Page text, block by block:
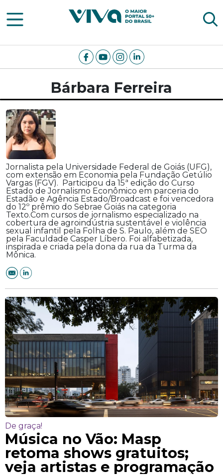
Viva Notícias
Bárbara Ferreira
Jornalista pela Universidade Federal de Goiás (UFG),
com extensão em Economia pela Fundação Getúlio
Vargas (FGV). Participou da 15ª edição do Curso
Estado de Jornalismo Econômico em parceria do
Estadão e Agência Estado/Broadcast e foi vencedora
do 12º prêmio do Sebrae Goiás na categoria
Texto.Com cursos de jornalismo especializado na
cobertura de agroindústria sustentável e violência
sexual infantil pela Folha de S. Paulo, além de SEO
pela Faculdade Casper Líbero. Foi alfabetizada,
inspirada e criada pela dona da rua da Turma da
Mônica.
De graça!
Música no Vão: Masp
retoma shows gratuitos;
veja artistas e programação